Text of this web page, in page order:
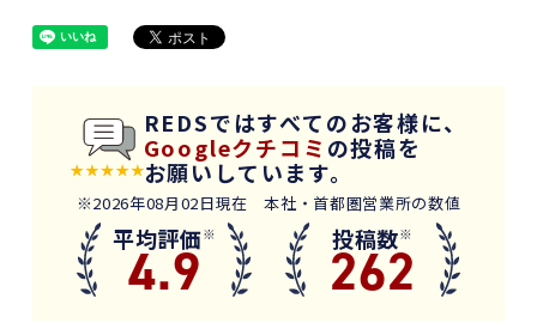
REDSではすべてのお客様に、
Googleクチコミ の投稿を
お願いしています。
※2026年08月02日現在 本社・首都圏営業所の数値
平均評価※
4.9 投稿数※
262